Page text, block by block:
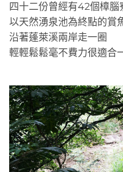
四十二份曾經有42個樟腦
以天然湧泉池為終點的賞
沿著蓬萊溪兩岸走一圈
輕輕鬆鬆毫不費力很適合